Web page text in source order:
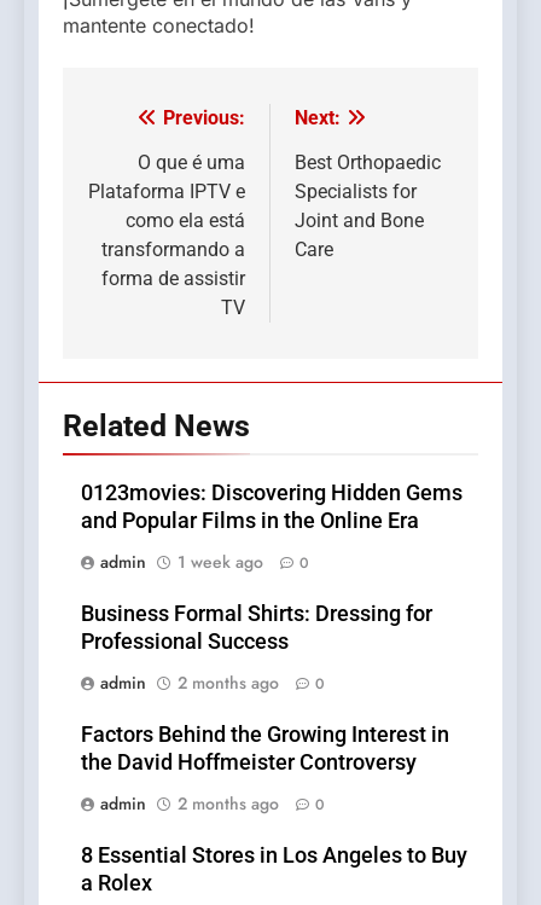
mantente conectado!
Post
navigation
Previous:
O que é uma
Plataforma IPTV e
como ela está
transformando a
forma de assistir
TV
Next:
Best Orthopaedic
Specialists for
Joint and Bone
Care
Related News
0123movies: Discovering Hidden Gems
and Popular Films in the Online Era
admin
1 week ago 0
Business Formal Shirts: Dressing for
Professional Success
admin
2 months ago 0
Factors Behind the Growing Interest in
the David Hoffmeister Controversy
admin
2 months ago 0
8 Essential Stores in Los Angeles to Buy
a Rolex